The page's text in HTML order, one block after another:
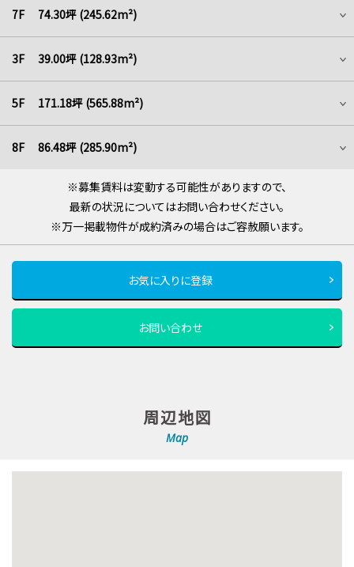
7F 74.30坪 (245.62m²)
3F 39.00坪 (128.93m²)
5F 171.18坪 (565.88m²)
8F 86.48坪 (285.90m²)
※募集賃料は変動する可能性がありますので、
最新の状況についてはお問い合わせください。
※万一掲載物件が成約済みの場合はご容赦願います。
お気に入りに登録
お問い合わせ
周辺地図
Map